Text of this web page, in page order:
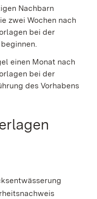
Nachbarn
zwei Wochen nach
bei der
einen Monat nach
bei der
des Vorhabens